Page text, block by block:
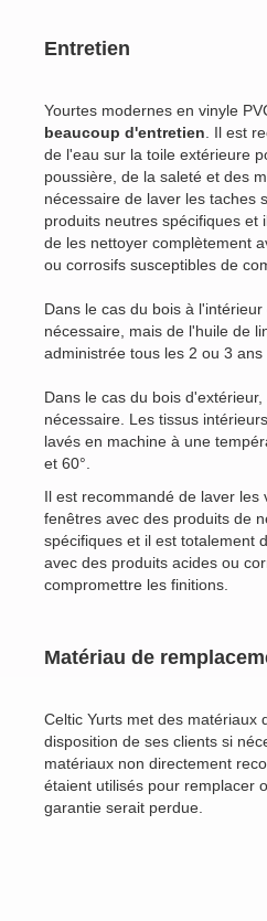
Entretien
Yourtes modernes en vinyle
beaucoup d'entretien . Il est
de l'eau sur la toile extérieure
poussière, de la saleté et des
nécessaire de laver les taches
produits neutres spécifiques et
de les nettoyer complètement
ou corrosifs susceptibles de
Dans le cas du bois à
nécessaire, mais de l'huile de
administrée tous les 2 ou 3 ans
Dans le cas du bois
nécessaire. Les tissus
lavés en machine à une
et 60°.
Il est recommandé de laver les
fenêtres avec des produits de
spécifiques et il est totalement
avec des produits acides ou
compromettre les finitions.
Matériau de
Celtic Yurts met des matériaux
disposition de ses clients si
matériaux non directement
étaient utilisés pour remplacer
garantie serait perdue.